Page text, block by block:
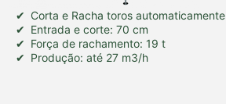
Corta e Racha toros automaticamente
Entrada e corte: 70 cm
Força de rachamento: 19 t
Produção: até 27 m3/h